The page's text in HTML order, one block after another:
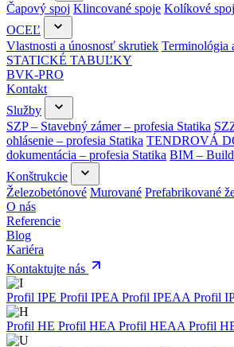
Čapový spoj Klincované spoje Kolíkové
OCEĽ
Vlastnosti a únosnosť skrutiek Terminológia
STATICKÉ TABUĽKY
BVK-PRO
Kontakt
Služby
SZP – Stavebný zámer – profesia Statika
ohlásenie – profesia Statika TENDROVÁ
dokumentácia – profesia Statika BIM –
Konštrukcie
Železobetónové Murované Prefabrikované
O nás
Referencie
Blog
Kariéra
Kontaktujte nás
Profil IPE Profil IPEA Profil IPEAA Profil
Profil HE Profil HEA Profil HEAA Profil